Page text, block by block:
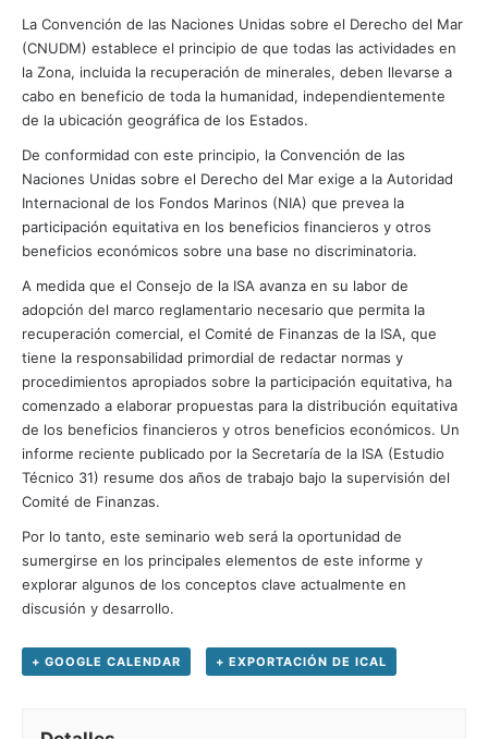
La Convención de las Naciones Unidas sobre el Derecho del Mar
(CNUDM) establece el principio de que todas las actividades en
la Zona, incluida la recuperación de minerales, deben llevarse a
cabo en beneficio de toda la humanidad, independientemente
de la ubicación geográfica de los Estados.
De conformidad con este principio, la Convención de las
Naciones Unidas sobre el Derecho del Mar exige a la Autoridad
Internacional de los Fondos Marinos (NIA) que prevea la
participación equitativa en los beneficios financieros y otros
beneficios económicos sobre una base no discriminatoria.
A medida que el Consejo de la ISA avanza en su labor de
adopción del marco reglamentario necesario que permita la
recuperación comercial, el Comité de Finanzas de la ISA, que
tiene la responsabilidad primordial de redactar normas y
procedimientos apropiados sobre la participación equitativa, ha
comenzado a elaborar propuestas para la distribución equitativa
de los beneficios financieros y otros beneficios económicos. Un
informe reciente publicado por la Secretaría de la ISA (Estudio
Técnico 31) resume dos años de trabajo bajo la supervisión del
Comité de Finanzas.
Por lo tanto, este seminario web será la oportunidad de
sumergirse en los principales elementos de este informe y
explorar algunos de los conceptos clave actualmente en
discusión y desarrollo.
+ GOOGLE CALENDAR + EXPORTACIÓN DE ICAL